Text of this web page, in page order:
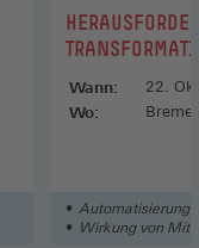
:
Wann: 22.
Wo:
Automatisierung
Wirkung von